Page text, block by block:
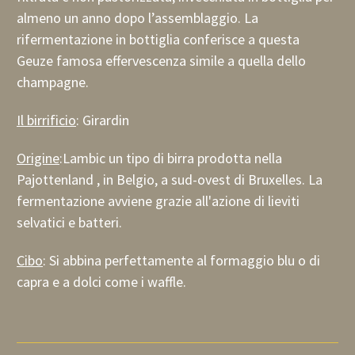
almeno un anno dopo l’assemblaggio. La
rifermentazione in bottiglia conferisce a questa
Geuze famosa effervescenza simile a quella dello
champagne.
Il birrificio: Girardin
Origine:Lambic un tipo di birra prodotta nella
Pajottenland , in Belgio, a sud-ovest di Bruxelles. La
fermentazione avviene grazie all'azione di lieviti
selvatici e batteri.
Cibo: Si abbina perfettamente al formaggio blu o di
capra e a dolci come i waffle.